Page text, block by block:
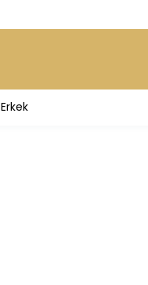
Erkek